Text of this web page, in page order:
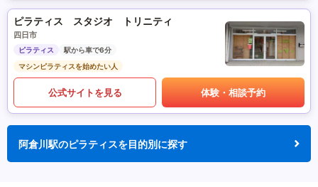
ピラティス スタジオ トリニティ
四日市
ピラティス
駅から車で6分
マシンピラティスを始めたい人
公式サイトを見る 体験・相談予約
阿倉川駅のピラティスを目的別に探す